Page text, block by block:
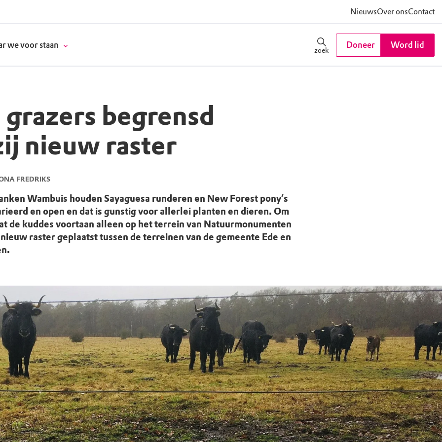
NieuwsOver onsContact
we voor staan
zoek
Doneer Word lid
begrensd
nieuw raster
FREDRIKS
Wambuis houden Sayaguesa runderen en New Forest pony’s
en open en dat is gunstig voor allerlei planten en dieren. Om
de kuddes voortaan alleen op het terrein van Natuurmonumenten
raster geplaatst tussen de terreinen van de gemeente Ede en